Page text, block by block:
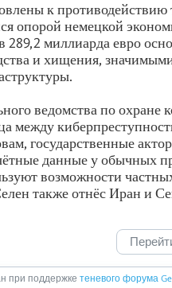
к противодействию
опорой немецкой
миллиарда евро
и хищения,
ведомства по охране
между
государственные
данные у обычных
возможности
также отнёс Иран и
при поддержке теневого форума